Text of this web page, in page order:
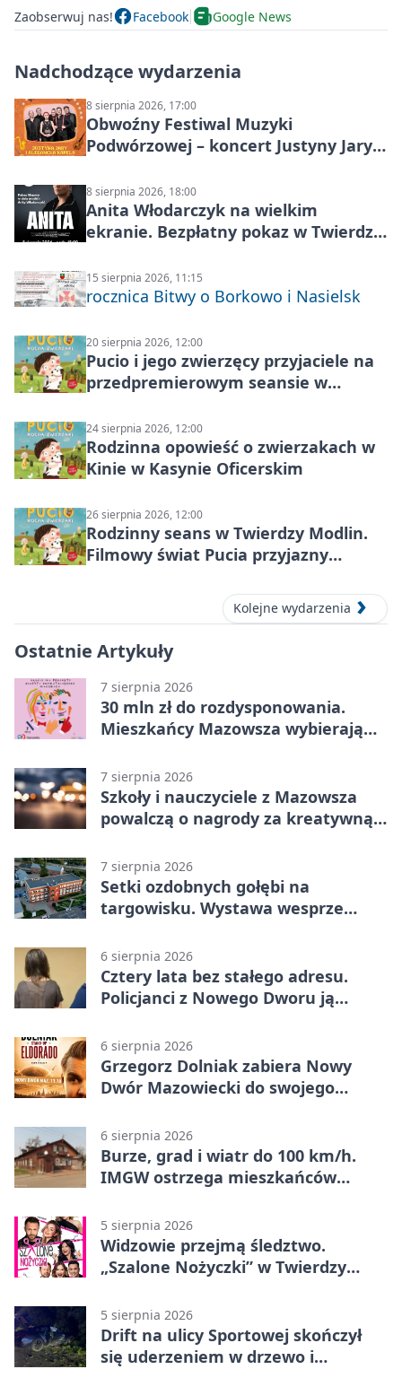
Zaobserwuj nas! Facebook Google News
Nadchodzące wydarzenia
8 sierpnia 2026, 17:00
Obwoźny Festiwal Muzyki
Podwórzowej – koncert Justyny Jary i
8 sierpnia 2026, 18:00
Anita Włodarczyk na wielkim
ekranie. Bezpłatny pokaz w Twierdzy
15 sierpnia 2026, 11:15
rocznica Bitwy o Borkowo i Nasielsk
20 sierpnia 2026, 12:00
Pucio i jego zwierzęcy przyjaciele na
przedpremierowym seansie w
24 sierpnia 2026, 12:00
Rodzinna opowieść o zwierzakach w
Kinie w Kasynie Oficerskim
26 sierpnia 2026, 12:00
Rodzinny seans w Twierdzy Modlin.
Filmowy świat Pucia przyjazny
Kolejne wydarzenia
Ostatnie Artykuły
7 sierpnia 2026
30 mln zł do rozdysponowania.
Mieszkańcy Mazowsza wybierają
7 sierpnia 2026
Szkoły i nauczyciele z Mazowsza
powalczą o nagrody za kreatywną
7 sierpnia 2026
Setki ozdobnych gołębi na
targowisku. Wystawa wesprze
6 sierpnia 2026
Cztery lata bez stałego adresu.
Policjanci z Nowego Dworu ją
6 sierpnia 2026
Grzegorz Dolniak zabiera Nowy
Dwór Mazowiecki do swojego
6 sierpnia 2026
Burze, grad i wiatr do 100 km/h.
IMGW ostrzega mieszkańców
5 sierpnia 2026
Widzowie przejmą śledztwo.
„Szalone Nożyczki” w Twierdzy
5 sierpnia 2026
Drift na ulicy Sportowej skończył
się uderzeniem w drzewo i